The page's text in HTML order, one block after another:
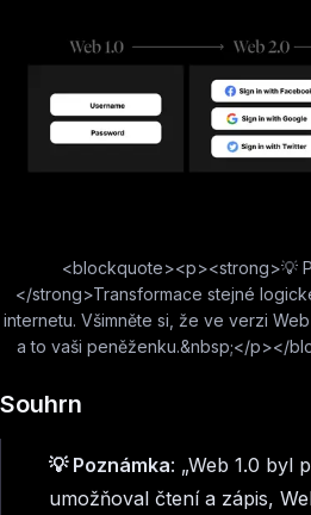
<blockquote><p><strong>💡
</strong>Transformace stejné
internetu. Všimněte si, že ve verzi
a to vaši peněženku.&nbsp;</p></
Souhrn
💡 Poznámka: „Web 1.0 byl
umožňoval čtení a zápis,